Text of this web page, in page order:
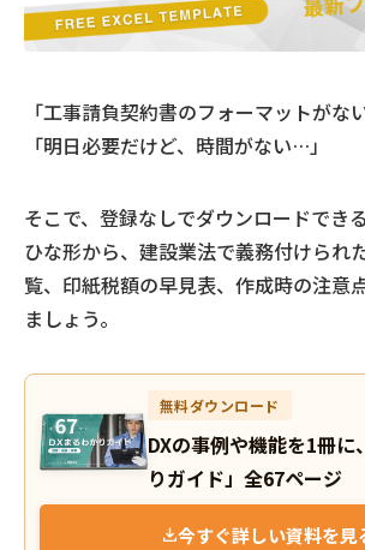
「工事請負契約書のフォーマットがない
「明日必要だけど、時間がない…」
そこで、登録なしでダウンロードでき
ひな形から、建設業法で義務付けられ
覧、印紙税額の早見表、作成時の注意
ましょう。
無料ダウンロード
DXの事例や機能を1冊に
りガイド」全67ページ
今すぐ詳しい資料を見